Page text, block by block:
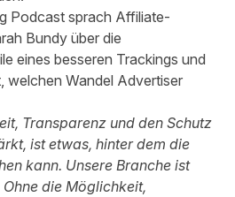
Podcast sprach Affiliate-
Bundy über die
eines besseren Trackings und
welchen Wandel Advertiser
Transparenz und den Schutz
ist etwas, hinter dem die
kann. Unsere Branche ist
die Möglichkeit,